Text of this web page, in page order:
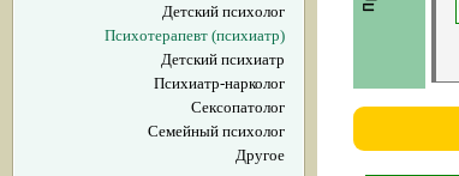
Детский психолог
Психотерапевт (психиатр)
Детский психиатр
Психиатр-нарколог
Сексопатолог
Семейный психолог
Другое